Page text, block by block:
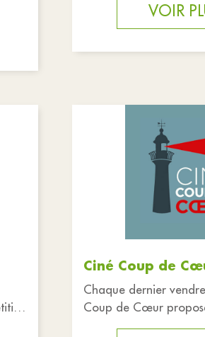
VOIR
Ciné Coup de
Chaque dernier
Coup de Cœur
cours de laquelle une